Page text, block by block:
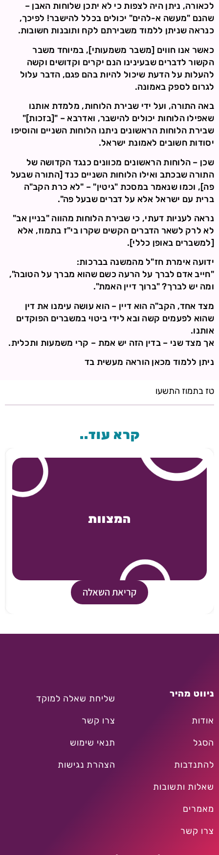
לכאורה, ניתן היה לצפות כי לא יתכן שלוחות האבן –
שהנם "מעשה א-להים" יכולים בכלל להישבר! לפיכך,
כנראה שניתן ללמוד משבירתם לקח ותובנות חשובות.
כאשר אנו חווים [משבר משמעותי], במיוחד משבר
הקשור לדברים שבעינינו הנם יקרים וקדושים וקשה
להעלות על הדעת שיכול להיות בהם פגם, הדבר עלול
לגרום לספק באמונה.
באה התורה, ועל ידי שבירת הלוחות, מלמדת אותנו
שאפילו הלוחות יכולים להישבר, ואדרבא – "[בזכות]"
שבירת הלוחות הראשונים ניתנו הלוחות השניים והוסיפו
יסודות חשובים לאמונת ישראל.
שכן – הלוחות הראשונים מכוונים כנגד הקדושה של
התורה שבכתב ואילו הלוחות השניים כנד [התורה שבעל
פה], וכמו שנאמר במסכת "גיטין" – "לא כרת הקב"ה
ברית עם ישראל אלא על דברים שבעל פה".
נראה לעניות דעתי, כי שבירת הלוחות מהווה "בניין אב"
לא לרק לשאר הדברים הקשים שקרו בי"ז בתמוז, אלא
[למשברים באופן כללי].
ידועה אימרת חז"ל מהמשנה בברכות:
"חייב אדם לברך על הרעה כשם שהוא מברך על הטובה",
ומה יש לברך? "ברוך דיין האמת".
מצד אחד, הקב"ה הוא דיין – הוא עושה עימנו את דין
שהוא לפעמים קשה ובא לידי ביטוי במשברים הפוקדים
אותנו.
אך מצד שני – בדין הזה יש אמת – קרי משמעות ותכלית.
ניתן ללמוד מכאן הוראה מעשית בד
טז בתמוז התשעו
קרא עוד..
המצוות
קריאת השאלה
ניווט מהיר
אודות
הסגל
להתנדבות
שאלות ותשובות
מאמרים
צרו קשר
שליחת שאלה למוקד
צרו קשר
תנאי שימוש
הצהרת נגישות